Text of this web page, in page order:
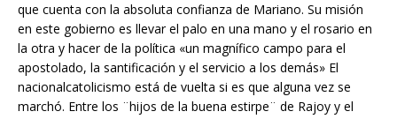
que cuenta con la absoluta confianza de Mariano. Su misión
en este gobierno es llevar el palo en una mano y el rosario en
la otra y hacer de la política «un magnífico campo para el
apostolado, la santificación y el servicio a los demás» El
nacionalcatolicismo está de vuelta si es que alguna vez se
marchó. Entre los ¨hijos de la buena estirpe¨ de Rajoy y el